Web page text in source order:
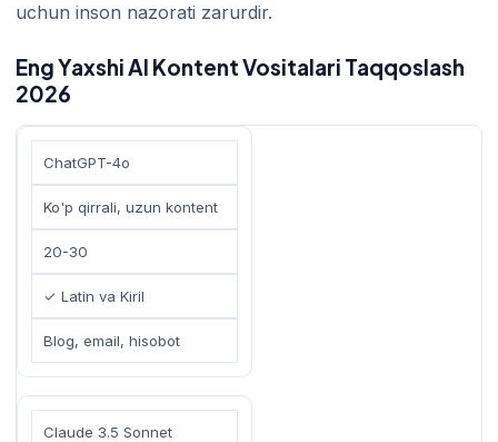
uchun inson nazorati zarurdir.
Eng Yaxshi AI Kontent Vositalari Taqqoslash
2026
ChatGPT-4o
Ko'p qirrali, uzun kontent
20-30
✓ Latin va Kiril
Blog, email, hisobot
Claude 3.5 Sonnet